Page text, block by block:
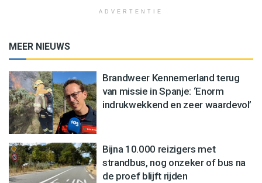
ADVERTENTIE
MEER NIEUWS
Brandweer Kennemerland terug
van missie in Spanje: ‘Enorm
indrukwekkend en zeer waardevol’
Bijna 10.000 reizigers met
strandbus, nog onzeker of bus na
de proef blijft rijden